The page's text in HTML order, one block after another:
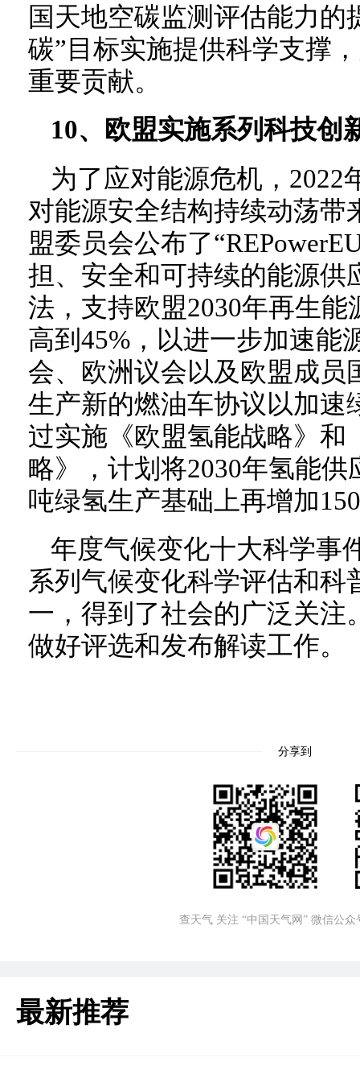
国天地空碳监测评估能力的
碳”目标实施提供科学支撑
重要贡献。
10、欧盟实施系列科技创
为了应对能源危机，2022
对能源安全结构持续动荡带
盟委员会公布了
担、安全和可持续的能源供
法，支持欧盟2030年再生能
高到45%，以进一步加速能
会、欧洲议会以及欧盟成员
生产新的燃油车协议以加速
过实施《欧盟氢能战略》和
略》，计划将2030年氢能
吨绿氢生产基础上再增加
年度气候变化十大科学事
系列气候变化科学评估和科
一，得到了社会的广泛关注
做好评选和发布解读工作。
分享到
查天气 关注 “中国天气网” 微信公众
最新推荐